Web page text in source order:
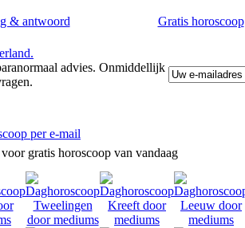
& antwoord Gratis horoscoop
advies. Onmiddellijk
per e-mail
gratis horoscoop van vandaag